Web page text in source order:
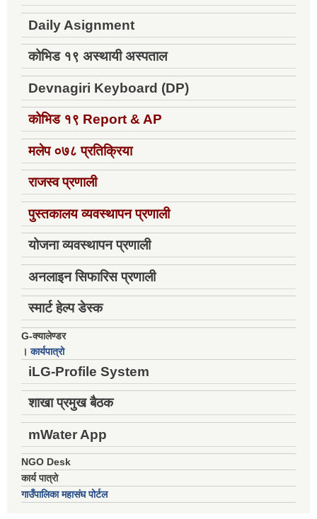
Daily Asignment
कोभिड १९ अस्थायी अस्पताल
Devnagiri Keyboard (DP)
कोभिड १९ Report & AP
मलेप ०७८ प्रतिक्रिया
राजस्व प्रणाली
पुस्तकालय व्यवस्थापन प्रणाली
योजना व्यवस्थापन प्रणाली
अनलाइन सिफारिस प्रणाली
स्मार्ट हेल्प डेस्क
G-क्यालेण्डर
।कार्यपात्रो
iLG-Profile System
शाखा प्रमुख बैठक
mWater App
NGO Desk
कार्य पात्रो
गाउँपालिका महासंघ पोर्टल